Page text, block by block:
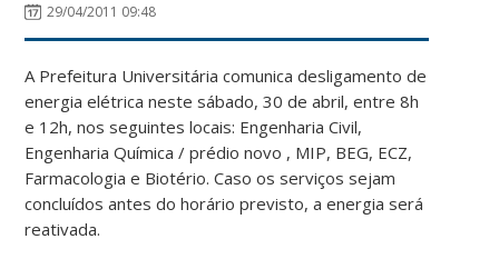
29/04/2011 09:48
A Prefeitura Universitária comunica desligamento de
energia elétrica neste sábado, 30 de abril, entre 8h
e 12h, nos seguintes locais: Engenharia Civil,
Engenharia Química / prédio novo , MIP, BEG, ECZ,
Farmacologia e Biotério. Caso os serviços sejam
concluídos antes do horário previsto, a energia será
reativada.